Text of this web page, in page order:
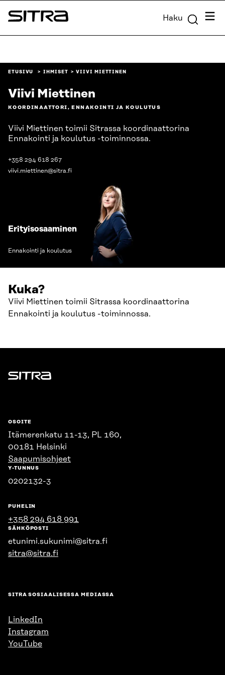
Siirry
suoraan
Sitra Haku
ETUSIVU IHMISET VIIVI MIETTINEN
Viivi Miettinen
KOORDINAATTORI, ENNAKOINTI JA KOULUTUS
Viivi Miettinen toimii Sitrassa koordinaattorina
Ennakointi ja koulutus -toiminnossa.
+358 294 618 267
viivi.miettinen@sitra.fi
Erityisosaaminen
Ennakointi ja koulutus
Kuka?
Viivi Miettinen toimii Sitrassa koordinaattorina
Ennakointi ja koulutus -toiminnossa.
Sitra
OSOITE
Itämerenkatu 11-13, PL 160,
00181 Helsinki
Saapumisohjeet
Y-TUNNUS
0202132-3
PUHELIN
+358 294 618 991
SÄHKÖPOSTI
etunimi.sukunimi@sitra.fi
sitra@sitra.fi
SITRA SOSIAALISESSA MEDIASSA
LinkedIn
Instagram
YouTube